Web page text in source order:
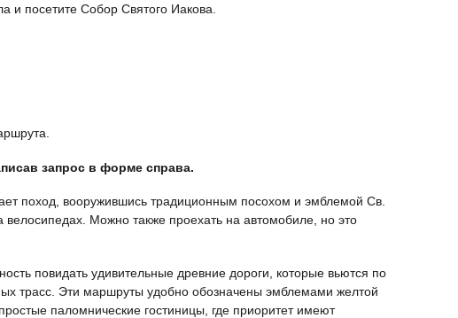
и посетите Собор Святого Иакова.
запрос в форме справа.
поход, вооружившись традиционным посохом и эмблемой Св.
велосипедах. Можно также проехать на автомобиле, но это
повидать удивительные древние дороги, которые вьются по
трасс. Эти маршруты удобно обозначены эмблемами желтой
паломнические гостиницы, где приоритет имеют